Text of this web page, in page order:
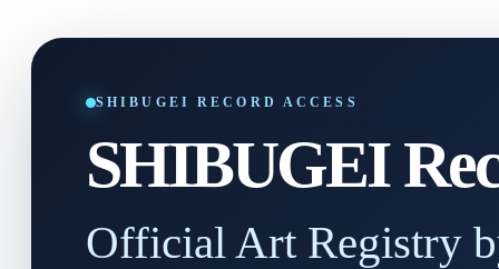
SHIBUGEI RECORD ACCESS
SHIBUGEI
Official Art Registry